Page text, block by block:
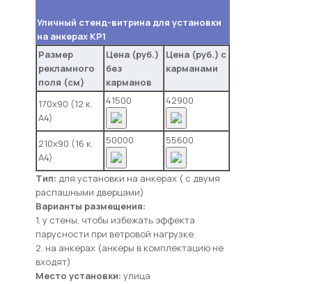
Уличный стенд-витрина для установки
на анкерах КР1
Размер
рекламного
поля (см)
Цена (руб.)
без
карманов
Цена (руб.) с
карманами
170х90 (12 к.
А4)
41500 42900
210х90 (16 к.
А4)
50000 55600
Тип: для установки на анкерах ( с двумя
распашными дверцами)
Варианты размещения:
1. у стены, чтобы избежать эффекта
парусности при ветровой нагрузке
2. на анкерах (анкеры в комплектацию не
входят)
Место установки: улица